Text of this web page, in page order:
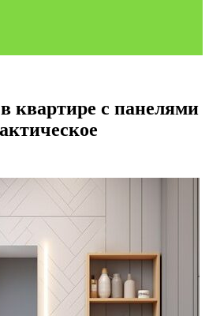
квартире с панелями